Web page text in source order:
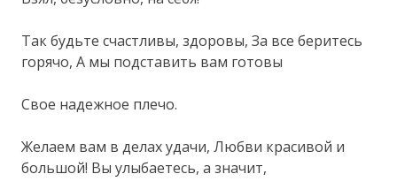
Так будьте счастливы, здоровы, За все беритесь
горячо, А мы подставить вам готовы
Свое надежное плечо.
Желаем вам в делах удачи, Любви красивой и
большой! Вы улыбаетесь, а значит,